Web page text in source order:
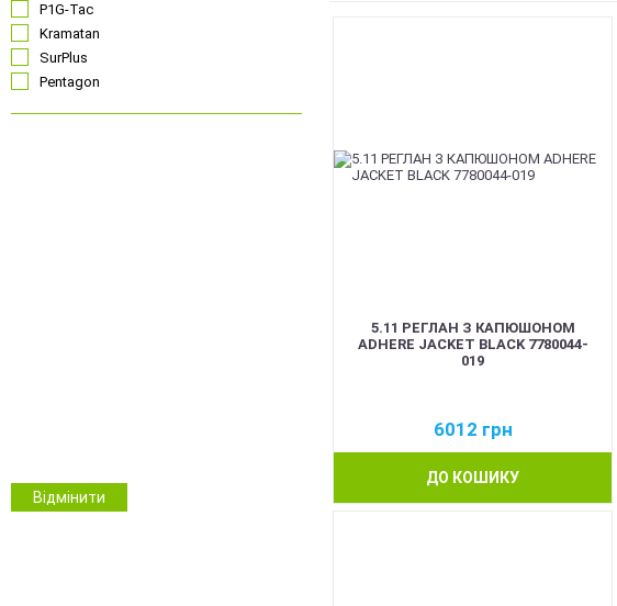
P1G-Tac
Kramatan
SurPlus
Pentagon
Зимовий камуфляж
Камуфляж
Відмінити
5.11 РЕГЛАН З КАПЮШОНОМ
ADHERE JACKET BLACK 7780044-
019
6012 грн
ДО КОШИКУ